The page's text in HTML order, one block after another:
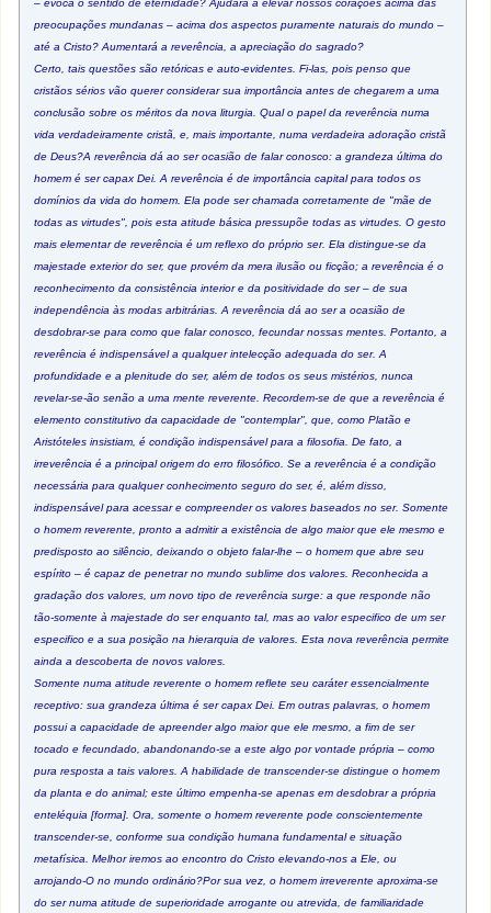
– evoca o sentido de eternidade? Ajudará a elevar nossos corações acima das
preocupações mundanas – acima dos aspectos puramente naturais do mundo –
até a Cristo? Aumentará a reverência, a apreciação do sagrado?
Certo, tais questões são retóricas e auto-evidentes. Fi-las, pois penso que
cristãos sérios vão querer considerar sua importância antes de chegarem a uma
conclusão sobre os méritos da nova liturgia. Qual o papel da reverência numa
vida verdadeiramente cristã, e, mais importante, numa verdadeira adoração cristã
de Deus?A reverência dá ao ser ocasião de falar conosco: a grandeza última do
homem é ser capax Dei. A reverência é de importância capital para todos os
domínios da vida do homem. Ela pode ser chamada corretamente de "mãe de
todas as virtudes", pois esta atitude básica pressupõe todas as virtudes. O gesto
mais elementar de reverência é um reflexo do próprio ser. Ela distingue-se da
majestade exterior do ser, que provém da mera ilusão ou ficção; a reverência é o
reconhecimento da consistência interior e da positividade do ser – de sua
independência às modas arbitrárias. A reverência dá ao ser a ocasião de
desdobrar-se para como que falar conosco, fecundar nossas mentes. Portanto, a
reverência é indispensável a qualquer intelecção adequada do ser. A
profundidade e a plenitude do ser, além de todos os seus mistérios, nunca
revelar-se-ão senão a uma mente reverente. Recordem-se de que a reverência é
elemento constitutivo da capacidade de "contemplar", que, como Platão e
Aristóteles insistiam, é condição indispensável para a filosofia. De fato, a
irreverência é a principal origem do erro filosófico. Se a reverência é a condição
necessária para qualquer conhecimento seguro do ser, é, além disso,
indispensável para acessar e compreender os valores baseados no ser. Somente
o homem reverente, pronto a admitir a existência de algo maior que ele mesmo e
predisposto ao silêncio, deixando o objeto falar-lhe – o homem que abre seu
espírito – é capaz de penetrar no mundo sublime dos valores. Reconhecida a
gradação dos valores, um novo tipo de reverência surge: a que responde não
tão-somente à majestade do ser enquanto tal, mas ao valor especifico de um ser
especifico e a sua posição na hierarquia de valores. Esta nova reverência permite
ainda a descoberta de novos valores.
Somente numa atitude reverente o homem reflete seu caráter essencialmente
receptivo: sua grandeza última é ser capax Dei. Em outras palavras, o homem
possui a capacidade de apreender algo maior que ele mesmo, a fim de ser
tocado e fecundado, abandonando-se a este algo por vontade própria – como
pura resposta a tais valores. A habilidade de transcender-se distingue o homem
da planta e do animal; este último empenha-se apenas em desdobrar a própria
enteléquia [forma]. Ora, somente o homem reverente pode conscientemente
transcender-se, conforme sua condição humana fundamental e situação
metafísica. Melhor iremos ao encontro do Cristo elevando-nos a Ele, ou
arrojando-O no mundo ordinário?Por sua vez, o homem irreverente aproxima-se
do ser numa atitude de superioridade arrogante ou atrevida, de familiaridade